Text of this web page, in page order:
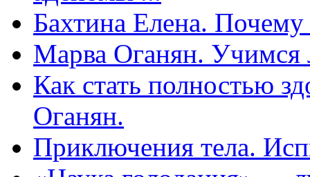
Бахтина Елена.
Марва Оганян. Учимся
Как стать полностью
Оганян.
Приключения тела.